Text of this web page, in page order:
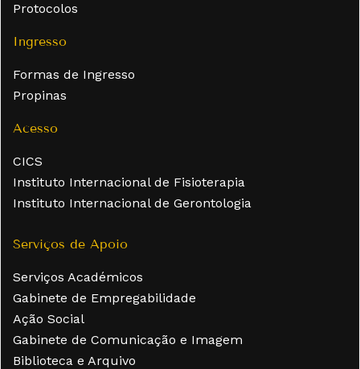
Protocolos
Ingresso
Formas de Ingresso
Propinas
Acesso
CICS
Instituto Internacional de Fisioterapia
Instituto Internacional de Gerontologia
Serviços de Apoio
Serviços Académicos
Gabinete de Empregabilidade
Ação Social
Gabinete de Comunicação e Imagem
Biblioteca e Arquivo